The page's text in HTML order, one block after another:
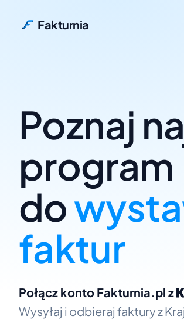
Fakturnia
Poznaj
program
do
faktur
Połącz konto Fakturnia.pl z
Wysyłaj i odbieraj faktury z